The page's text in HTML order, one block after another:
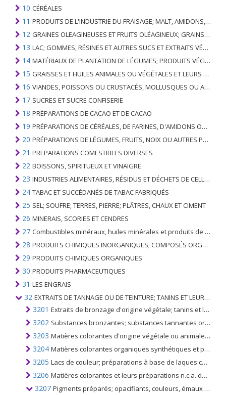
10 CÉRÉALES
11 PRODUITS DE L'INDUSTRIE DU FRAISAGE; MALT, AMIDONS, INULINE, GLUTEN DE BLÉ
12 GRAINES OLEAGINEUSES ET FRUITS OLÉAGINEUX; GRAINS DIVERS, GRAINES ET FRUITS, PLANTES INDUSTRIELLES OU MÉDICINALES; PAILLE ET FOURRAGE
13 LAC; GOMMES, RÉSINES ET AUTRES SUCS ET EXTRAITS VÉGÉTAUX
14 MATÉRIAUX DE PLANTATION DE LÉGUMES; PRODUITS VÉGÉTAUX NON DÉNOMMÉS NI COMPRIS AILLEURS
15 GRAISSES ET HUILES ANIMALES OU VÉGÉTALES ET LEURS PRODUITS DE CLIVAGE; GRAISSES ANIMALES PRÉPARÉES; CIRES ANIMALES OU VÉGÉTALES
16 VIANDES, POISSONS OU CRUSTACÉS, MOLLUSQUES OU AUTRES INVERTÉBRÉS AQUATIQUES; PRÉPARATIONS DE CELLES-CI
17 SUCRES ET SUCRE CONFISERIE
18 PRÉPARATIONS DE CACAO ET DE CACAO
19 PRÉPARATIONS DE CÉRÉALES, DE FARINES, D'AMIDONS OU DE LAIT; PRODUITS DE PATISSERIE
20 PRÉPARATIONS DE LÉGUMES, FRUITS, NOIX OU AUTRES PARTIES DE PLANTES
21 PREPARATIONS COMESTIBLES DIVERSES
22 BOISSONS, SPIRITUEUX ET VINAIGRE
23 INDUSTRIES ALIMENTAIRES, RÉSIDUS ET DÉCHETS DE CELLES-CI; FOURRAGE ANIMAL PRÉPARÉ
24 TABAC ET SUCCÉDANÉS DE TABAC FABRIQUÉS
25 SEL; SOUFRE; TERRES, PIERRE; PLÂTRES, CHAUX ET CIMENT
26 MINERAIS, SCORIES ET CENDRES
27 Combustibles minéraux, huiles minérales et produits de leur distillation; SUBSTANCES BITUMINEUSES; CIRES MINÉRALES
28 PRODUITS CHIMIQUES INORGANIQUES; COMPOSÉS ORGANIQUES ET INORGANIQUES DE MÉTAUX PRÉCIEUX; DE MÉTAUX DES TERRES RARES, D'ÉLÉMENTS RADIOACTIFS ET D'ISOTOPES
29 PRODUITS CHIMIQUES ORGANIQUES
30 PRODUITS PHARMACEUTIQUES
31 LES ENGRAIS
32 EXTRAITS DE TANNAGE OU DE TEINTURE; TANINS ET LEURS DERIVES; COLORANTS, PIGMENTS ET AUTRES MATIERES COLORANTES; PEINTURES, VERNIS; MASTIC, AUTRES MASTIQUES; ENCRES
3201 Extraits de bronzage d'origine végétale; tanins et leurs sels, éthers, esters et autres dérivés
3202 Substances bronzantes; substances tannantes organiques ou inorganiques synthétiques; préparations tannantes contenant ou non des substances tannantes naturelles, préparations enzymatiques pour le prétannage
3203 Matières colorantes d'origine végétale ou animale (y compris les extraits de teinture, pas de noir animal); si chimiquement défini ou non; préparations à base de matières colorantes d'origine végétale ou animale
3204 Matières colorantes organiques synthétiques et préparations à base de celles-ci; les produits organiques synthétiques utilisés comme agents d'avivage fluorescents ou comme luminophores; si défini chimiquement ou non
3205 Lacs de couleur; préparations à base de laques colorées, telles que spécifiées à la note 3 du présent chapitre
3206 Matières colorantes et leurs préparations n.c.a. dans le n ° 3203, 3204, 3205; produits inorganiques, utilisés comme luminophores, même de constitution chimique définie
3207 Pigments préparés; opacifiants, couleurs, émaux vitrifiables, glaçures, engobes (engobes), lustres liquides, etc. utilisés dans l'émaillage ou l'industrie du verre; fritte de verre et poudre, granules ou flocons